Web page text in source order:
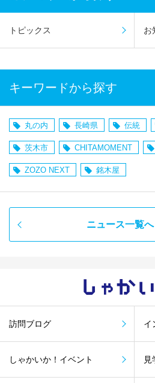
トピックス お
キーワードから探す
丸の内 長崎県 伝統
茨木市 CHITAMOMENT
ZOZO NEXT 銘木屋
ニュース一覧
しゃかい
訪問ブログ イ
しゃかいか！イベント 見